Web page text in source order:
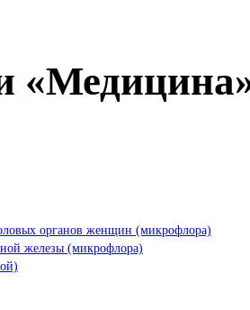
органов женщин (микрофлора)
железы (микрофлора)